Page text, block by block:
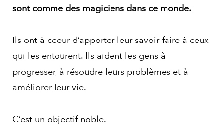
sont comme des magiciens dans ce monde.
Ils ont à coeur d’apporter leur savoir-faire à ceux
qui les entourent. Ils aident les gens à
progresser, à résoudre leurs problèmes et à
améliorer leur vie.
C’est un objectif noble.